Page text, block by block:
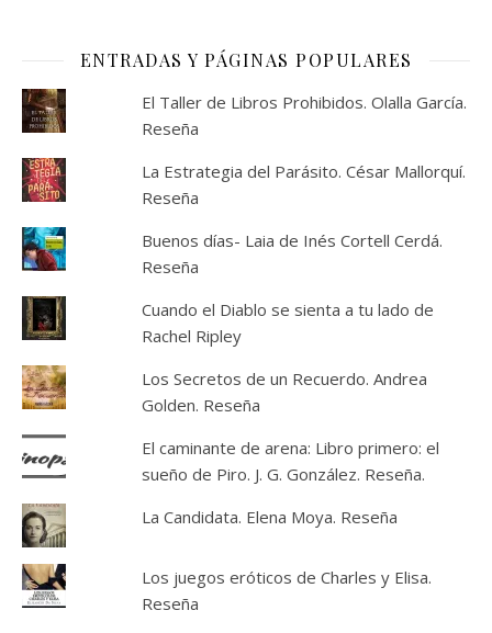
ENTRADAS Y PÁGINAS POPULARES
El Taller de Libros Prohibidos. Olalla García.
Reseña
La Estrategia del Parásito. César Mallorquí.
Reseña
Buenos días- Laia de Inés Cortell Cerdá.
Reseña
Cuando el Diablo se sienta a tu lado de
Rachel Ripley
Los Secretos de un Recuerdo. Andrea
Golden. Reseña
El caminante de arena: Libro primero: el
sueño de Piro. J. G. González. Reseña.
La Candidata. Elena Moya. Reseña
Los juegos eróticos de Charles y Elisa.
Reseña